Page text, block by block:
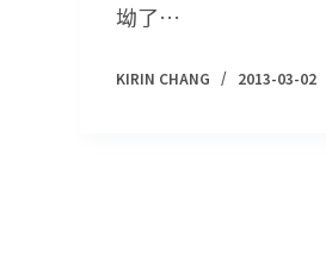
坳了…
KIRIN CHANG 2013-03-02